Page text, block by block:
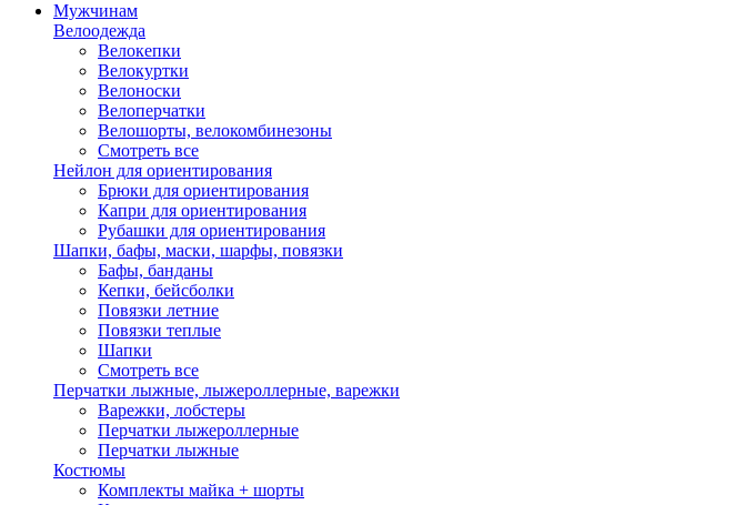
Мужчинам
Велоодежда
Велокепки
Велокуртки
Велоноски
Велоперчатки
Велошорты, велокомбинезоны
Смотреть все
Нейлон для ориентирования
Брюки для ориентирования
Капри для ориентирования
Рубашки для ориентирования
Шапки, бафы, маски, шарфы, повязки
Бафы, банданы
Кепки, бейсболки
Повязки летние
Повязки теплые
Шапки
Смотреть все
Перчатки лыжные, лыжероллерные, варежки
Варежки, лобстеры
Перчатки лыжероллерные
Перчатки лыжные
Костюмы
Комплекты майка + шорты